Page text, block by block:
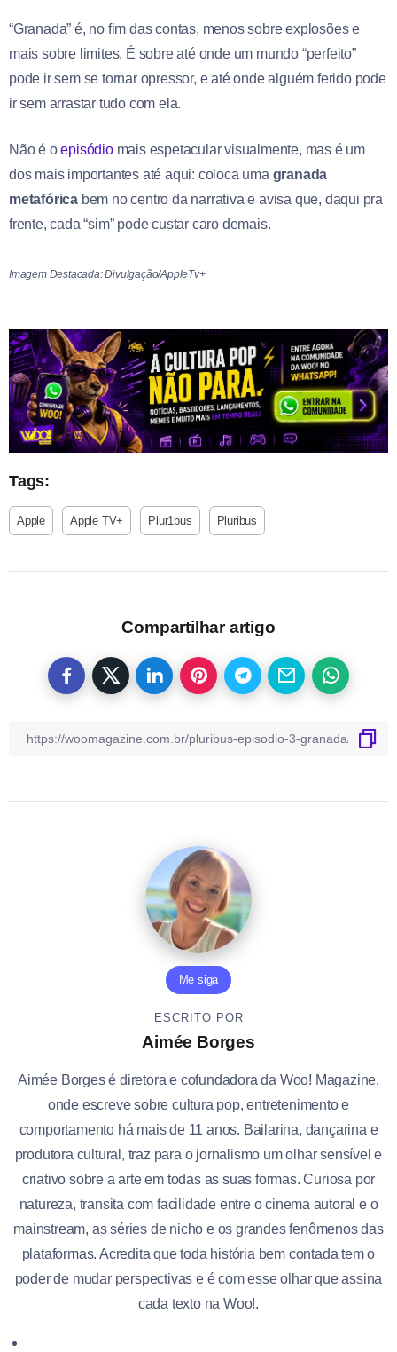
“Granada” é, no fim das contas, menos sobre explosões e
mais sobre limites. É sobre até onde um mundo “perfeito”
pode ir sem se tornar opressor, e até onde alguém ferido pode
ir sem arrastar tudo com ela.
Não é oepisódiomais espetacular visualmente, mas é um
dos mais importantes até aqui: coloca uma granada
metafórica bem no centro da narrativa e avisa que, daqui pra
frente, cada “sim” pode custar caro demais.
Imagem Destacada: Divulgação/AppleTv+
Tags:
Apple Apple TV+ Plur1bus Pluribus
Compartilhar artigo
Me siga
ESCRITO POR
Aimée Borges
Aimée Borges é diretora e cofundadora da Woo! Magazine,
onde escreve sobre cultura pop, entretenimento e
comportamento há mais de 11 anos. Bailarina, dançarina e
produtora cultural, traz para o jornalismo um olhar sensível e
criativo sobre a arte em todas as suas formas. Curiosa por
natureza, transita com facilidade entre o cinema autoral e o
mainstream, as séries de nicho e os grandes fenômenos das
plataformas. Acredita que toda história bem contada tem o
poder de mudar perspectivas e é com esse olhar que assina
cada texto na Woo!.